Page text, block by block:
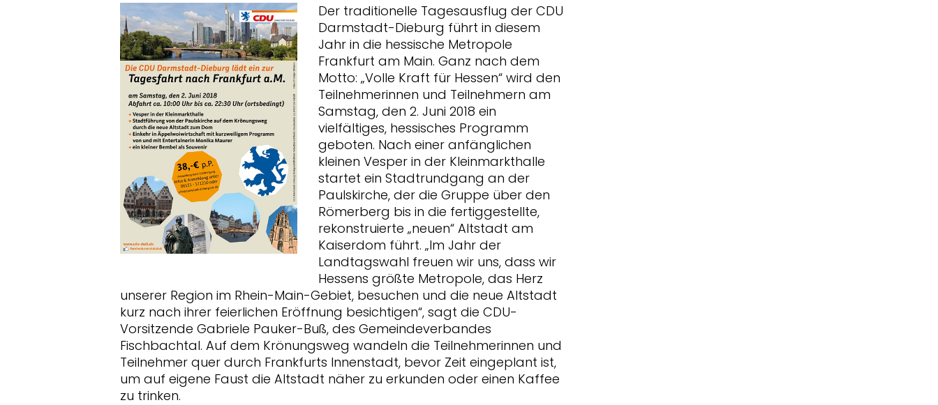
Der traditionelle Tagesausflug der CDU
Darmstadt-Dieburg führt in diesem
Jahr in die hessische Metropole
Frankfurt am Main. Ganz nach dem
Motto: „Volle Kraft für Hessen“ wird den
Teilnehmerinnen und Teilnehmern am
Samstag, den 2. Juni 2018 ein
vielfältiges, hessisches Programm
geboten. Nach einer anfänglichen
kleinen Vesper in der Kleinmarkthalle
startet ein Stadtrundgang an der
Paulskirche, der die Gruppe über den
Römerberg bis in die fertiggestellte,
rekonstruierte „neuen“ Altstadt am
Kaiserdom führt. „Im Jahr der
Landtagswahl freuen wir uns, dass wir
Hessens größte Metropole, das Herz
unserer Region im Rhein-Main-Gebiet, besuchen und die neue Altstadt
kurz nach ihrer feierlichen Eröffnung besichtigen“, sagt die CDU-
Vorsitzende Gabriele Pauker-Buß, des Gemeindeverbandes
Fischbachtal. Auf dem Krönungsweg wandeln die Teilnehmerinnen und
Teilnehmer quer durch Frankfurts Innenstadt, bevor Zeit eingeplant ist,
um auf eigene Faust die Altstadt näher zu erkunden oder einen Kaffee
zu trinken.